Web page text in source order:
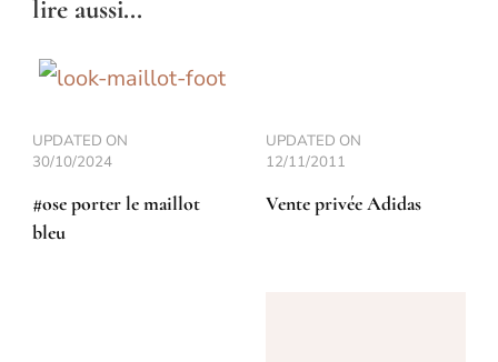
lire aussi...
UPDATED ON
30/10/2024
#ose porter le maillot
bleu
UPDATED ON
12/11/2011
Vente privée Adidas